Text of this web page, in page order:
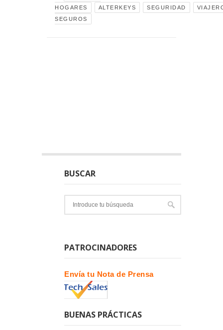
HOGARES
ALTERKEYS SEGURIDAD
SEGUROS
BUSCAR
PATROCINADORES
Envía tu Nota de Prensa
BUENAS PRÁCTICAS